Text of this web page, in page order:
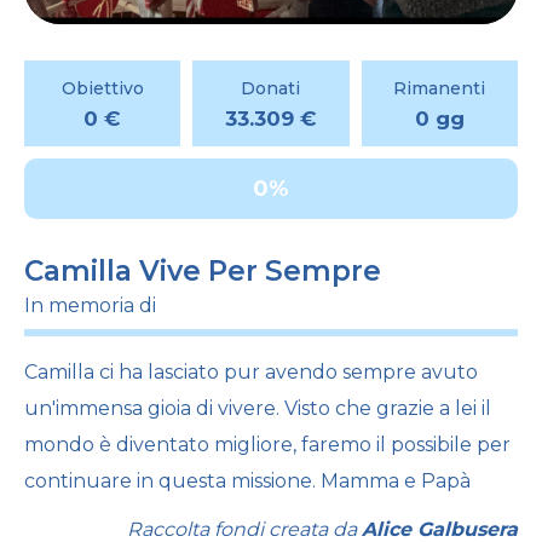
Obiettivo
0 €
Donati
33.309 €
Rimanenti
0 gg
0%
Camilla Vive Per Sempre
In memoria di
Camilla ci ha lasciato pur avendo sempre avuto
un'immensa gioia di vivere. Visto che grazie a lei il
mondo è diventato migliore, faremo il possibile per
continuare in questa missione. Mamma e Papà
Raccolta fondi creata daAlice Galbusera